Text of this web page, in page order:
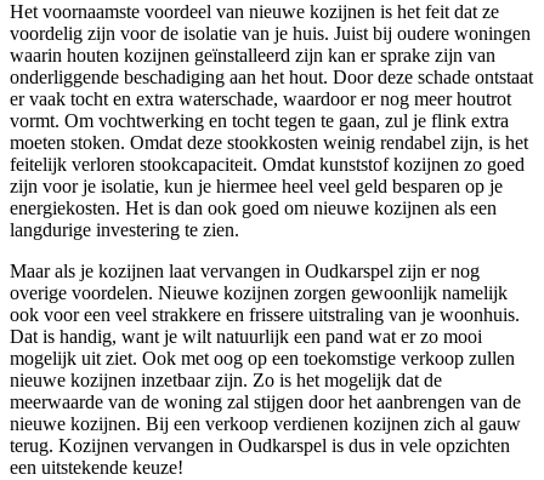
Het voornaamste voordeel van nieuwe kozijnen is het feit dat ze
voordelig zijn voor de isolatie van je huis. Juist bij oudere woningen
waarin houten kozijnen geïnstalleerd zijn kan er sprake zijn van
onderliggende beschadiging aan het hout. Door deze schade ontstaat
er vaak tocht en extra waterschade, waardoor er nog meer houtrot
vormt. Om vochtwerking en tocht tegen te gaan, zul je flink extra
moeten stoken. Omdat deze stookkosten weinig rendabel zijn, is het
feitelijk verloren stookcapaciteit. Omdat kunststof kozijnen zo goed
zijn voor je isolatie, kun je hiermee heel veel geld besparen op je
energiekosten. Het is dan ook goed om nieuwe kozijnen als een
langdurige investering te zien.
Maar als je kozijnen laat vervangen in Oudkarspel zijn er nog
overige voordelen. Nieuwe kozijnen zorgen gewoonlijk namelijk
ook voor een veel strakkere en frissere uitstraling van je woonhuis.
Dat is handig, want je wilt natuurlijk een pand wat er zo mooi
mogelijk uit ziet. Ook met oog op een toekomstige verkoop zullen
nieuwe kozijnen inzetbaar zijn. Zo is het mogelijk dat de
meerwaarde van de woning zal stijgen door het aanbrengen van de
nieuwe kozijnen. Bij een verkoop verdienen kozijnen zich al gauw
terug. Kozijnen vervangen in Oudkarspel is dus in vele opzichten
een uitstekende keuze!